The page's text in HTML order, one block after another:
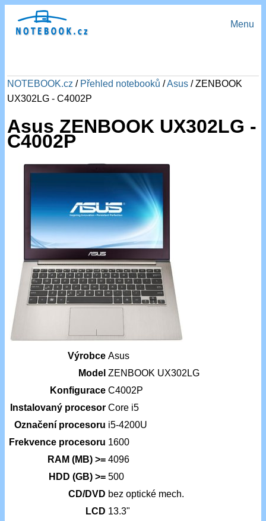
Menu
NOTEBOOK.cz / Přehled notebooků /Asus / ZENBOOK
UX302LG - C4002P
Asus ZENBOOK UX302LG -
C4002P
Výrobce Asus
Model ZENBOOK UX302LG
Konfigurace C4002P
Instalovaný procesor Core i5
Označení procesoru i5-4200U
Frekvence procesoru 1600
RAM (MB) >= 4096
HDD (GB) >= 500
CD/DVD bez optické mech.
LCD 13.3"